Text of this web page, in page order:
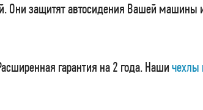
защитят автосидения Вашей машины
гарантия на 2 года. Нашичехлы